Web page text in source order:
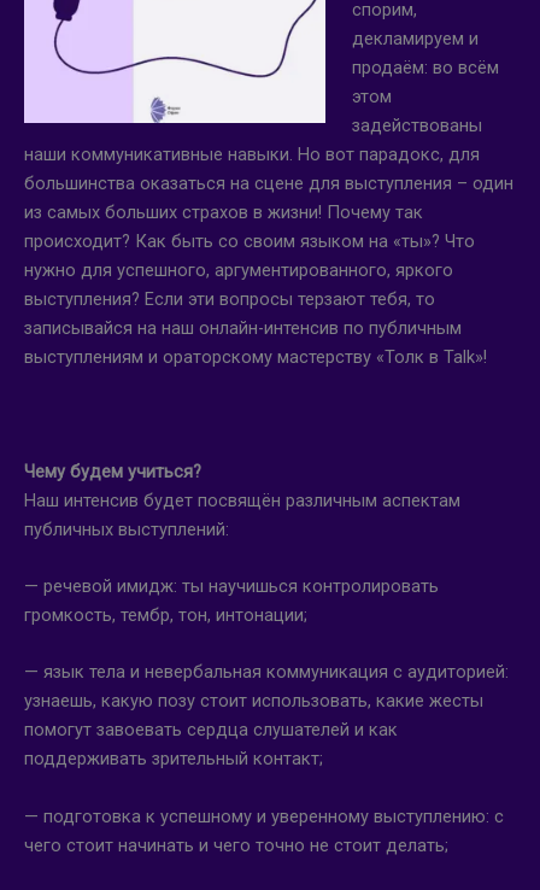
спорим,
декламируем и
продаём: во всём
этом
задействованы
наши коммуникативные навыки. Но вот парадокс, для
большинства оказаться на сцене для выступления – один
из самых больших страхов в жизни! Почему так
происходит? Как быть со своим языком на «ты»? Что
нужно для успешного, аргументированного, яркого
выступления? Если эти вопросы терзают тебя, то
записывайся на наш онлайн-интенсив по публичным
выступлениям и ораторскому мастерству «Толк в Talk»!
Чему будем учиться?
Наш интенсив будет посвящён различным аспектам
публичных выступлений:
— речевой имидж: ты научишься контролировать
громкость, тембр, тон, интонации;
— язык тела и невербальная коммуникация с аудиторией:
узнаешь, какую позу стоит использовать, какие жесты
помогут завоевать сердца слушателей и как
поддерживать зрительный контакт;
— подготовка к успешному и уверенному выступлению: с
чего стоит начинать и чего точно не стоит делать;